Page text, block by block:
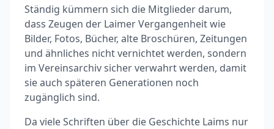
Ständig kümmern sich die Mitglieder darum,
dass Zeugen der Laimer Vergangenheit wie
Bilder, Fotos, Bücher, alte Broschüren, Zeitungen
und ähnliches nicht vernichtet werden, sondern
im Vereinsarchiv sicher verwahrt werden, damit
sie auch späteren Generationen noch
zugänglich sind.
Da viele Schriften über die Geschichte Laims nur